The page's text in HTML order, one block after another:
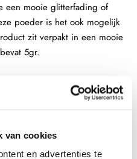
van cookies
en advertenties te
een mooie glitterfading of
poeder is het ook mogelijk
zit verpakt in een mooie
5gr.
door de nagelriemen naar
door schoon te maken met